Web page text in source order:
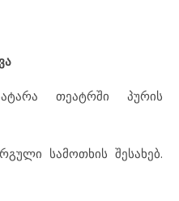
თეატრში პურის
სამოთხის შესახებ.